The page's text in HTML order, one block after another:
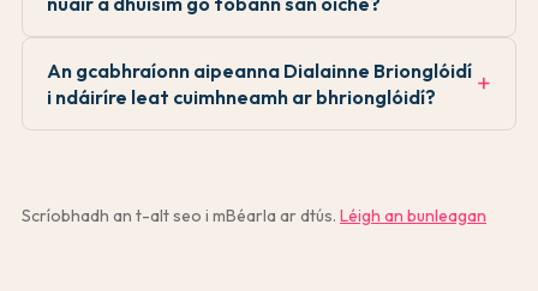
An gcabhraíonn aipeanna Dialainne Brionglóidí
i ndáiríre leat cuimhneamh ar bhrionglóidí?
Scríobhadh an t-alt seo i mBéarla ar dtús. Léigh an bunleagan